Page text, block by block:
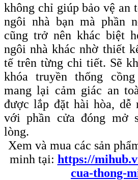
không chỉ giúp bảo vệ an
ngôi nhà bạn mà phần
cũng trở nên khác biệt
ngôi nhà khác nhờ thiết
tế trên từng chi tiết. Sẽ
khóa truyền thống
mang lại cảm giác an
được lắp đặt hài hòa, dễ
với phần cửa đóng mở
lòng.
Xem và mua các sản
minh tại: https://
cua-thong-